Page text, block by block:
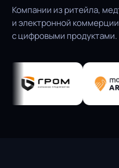
Компании из ритейла,
и электронной
с цифровыми продуктами.